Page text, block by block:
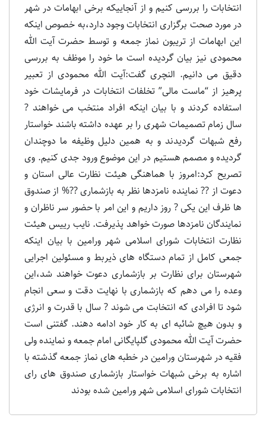
انتخابات را بررسی کنیم و از آنجاییکه برخی ابهامات در شهر
در مورد صحت برگزاری انتخابات وجود دارد،به خصوص اینکه
این ابهامات از تریبون نماز جمعه و توسط حضرت آیت الله
محمودی نیز بیان گردیده است ما خود را موظف به بررسی
دقیق می دانیم. النچری گفت:آیت الله محمودی از تعبیر
پرهیز از “ماست مالی” تخلفات انتخابات در فرمایشات خود
استفاده کردند و با بیان اینکه افراد منتخب می خواهند ?
سال زمام تصمیمات شهری را بر عهده داشته باشند خواستار
رفع شبهات گردیدند و به همین دلیل وظیفه ما دوچندان
گردیده و مصمم هستیم در این موضوع ورود جدی کنیم. وی
تصریح کرد:امروز با هماهنگی هیئت نظارت عالی استان و
دعوت از ?? نماینده نامزدها نظر به بازشماری ??% از صندوق
ها ظرف این یکی ? روز داریم و این امر با حضور سر ناظران و
نمایندگان نامزدها صورت خواهد پذیرفت. نایب رییس هیئت
نظارت انتخابات شورای اسلامی شهر ورامین با بیان اینکه
جمعی کامل از تمام دستگاه های ذیربط و مسئولین اجرایی
شهرستان برای نظارت بر بازشماری دعوت خواهند شد،این
وعده را می دهم که بازشماری با نهایت دقت و سعی انجام
شود تا افرادی که انتخابت می شوند ? سال با قدرت و انرژی
و بدون هیچ شائبه ای به کار خود ادامه دهند. گفتنی است
حضرت آیت الله محمودی گلپایگانی امام جمعه و نماینده ولی
فقیه در شهرستان ورامین در خطبه های نماز جمعه گذشته با
اشاره به برخی شبهات خواستار بازشماری صندوق های رای
انتخابات شورای اسلامی شهر ورامین شده بودند